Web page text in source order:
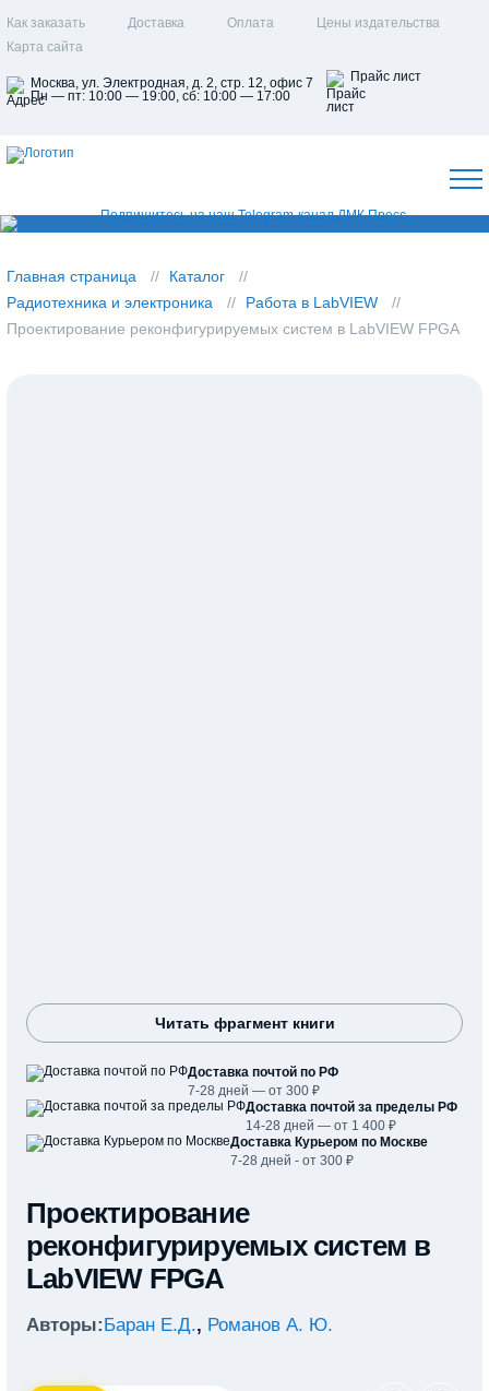
Как заказать Доставка Оплата
Цены издательства
Карта сайта
Москва, ул. Электродная, д. 2, стр. 12, офис 7
Пн — пт: 10:00 — 19:00, сб: 10:00 — 17:00
Прайс лист
Главная страница
Каталог
Радиотехника и электроника
Работа в LabVIEW
Проектирование реконфигурируемых систем в LabVIEW FPGA
Читать фрагмент книги
Доставка почтой по РФ
7-28 дней — от 300 ₽
Доставка почтой за пределы РФ
14-28 дней — от 1 400 ₽
Доставка Курьером по Москве
7-28 дней - от 300 ₽
Проектирование
реконфигурируемых систем в
LabVIEW FPGA
Авторы:Баран Е.Д., Романов А. Ю.